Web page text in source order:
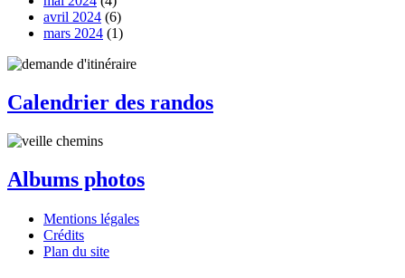
avril 2024 (6)
mars 2024 (1)
Calendrier des randos
Albums photos
Mentions légales
Crédits
Plan du site